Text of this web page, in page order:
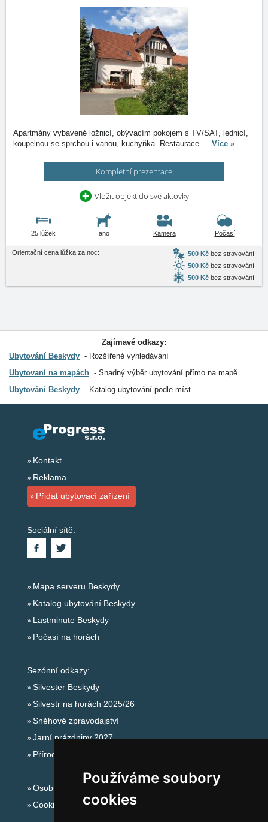
Používáme soubory
cookies
Apartmány vybavené ložnicí, obývacím pokojem s TV/SAT, lednicí,
koupelnou se sprchou i vanou, kuchyňka. Restaurace … Více »
Kompletní prezentace
Vložit objekt do své aktovky
25 lůžek ano Kamera Počasí
Orientační cena lůžka za noc: 500 Kč bez stravování
500 Kč bez stravování
500 Kč bez stravování
Zajímavé odkazy:
Ubytování Beskydy
Rozšířené vyhledávání
Ubytovaní na mapách
Snadný výběr ubytování přímo na mapě
Ubytování Beskydy
Katalog ubytování podle míst
Kontakt
Reklama
Přidat ubytovací zařízení
Sociální sítě:
Mapa serveru Beskydy
Katalog ubytování Beskydy
Lastminute Beskydy
Počasí na horách
Sezónní odkazy:
Silvester Beskydy
Silvestr na horách 2025/26
Sněhové zpravodajství
Jarní prázdniny 2027
Přírodní koupaliště
Osobní údaje
Cookies